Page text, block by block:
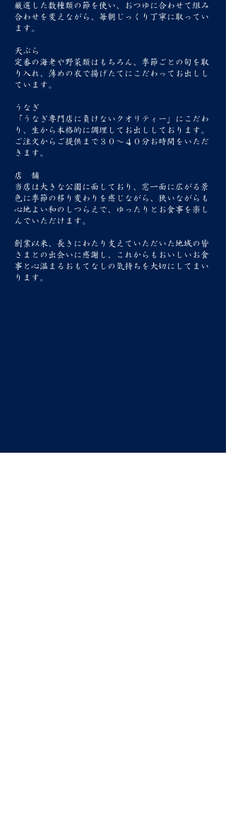
厳選した数種類の節を使い、おつゆに合わせて組み
合わせを変えながら、毎朝じっくり丁寧に取ってい
ます。
天ぷら
定番の海老や野菜類はもちろん、季節ごとの旬を取
り入れ、薄めの衣で揚げたてにこだわってお出しし
ています。
うなぎ
「うなぎ専門店に負けないクオリティー」にこだわ
り、生から本格的に調理してお出ししております。
ご注文からご提供まで３０～４０分お時間をいただ
きます。
店 舗
当店は大きな公園に面しており、窓一面に広がる景
色に季節の移り変わりを感じながら、狭いながらも
心地よい和のしつらえで、ゆったりとお食事を楽し
んでいただけます。
創業以来、長きにわたり支えていただいた地域の皆
さまとの出会いに感謝し、これからもおいしいお食
事と心温まるおもてなしの気持ちを大切にしてまい
ります。